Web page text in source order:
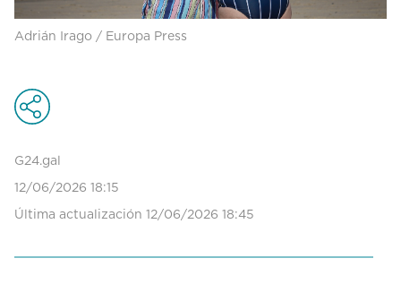
Adrián Irago / Europa Press
G24.gal
12/06/2026 18:15
Última actualización 12/06/2026 18:45